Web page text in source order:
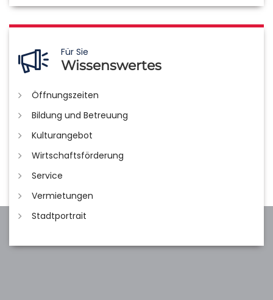
Für Sie
Wissenswertes
Öffnungszeiten
Bildung und Betreuung
Kulturangebot
Wirtschaftsförderung
Service
Vermietungen
Stadtportrait